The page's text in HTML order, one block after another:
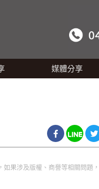
媒體分享
果涉及版權、商譽等相關問題